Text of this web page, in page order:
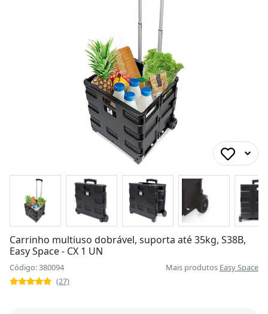
Carrinho multiuso dobrável, suporta até 35kg, S38B,
Easy Space - CX 1 UN
Código: 380094 Mais produtos Easy Space
(27)